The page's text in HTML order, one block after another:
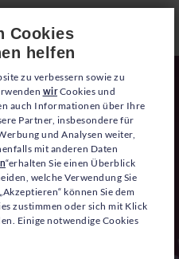
Cookies
helfen
zu verbessern sowie zu
wirCookies und
auch Informationen über Ihre
Partner, insbesondere für
und Analysen weiter,
mit anderen Daten
“erhalten Sie einen Überblick
welche Verwendung Sie
können Sie dem
zustimmen oder sich mit Klick
Einige notwendige Cookies
JETZT SPENDEN